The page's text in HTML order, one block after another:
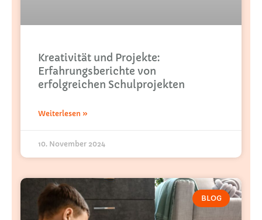
Kreativität und Projekte:
Erfahrungsberichte von
erfolgreichen Schulprojekten
Weiterlesen »
10. November 2024
BLOG